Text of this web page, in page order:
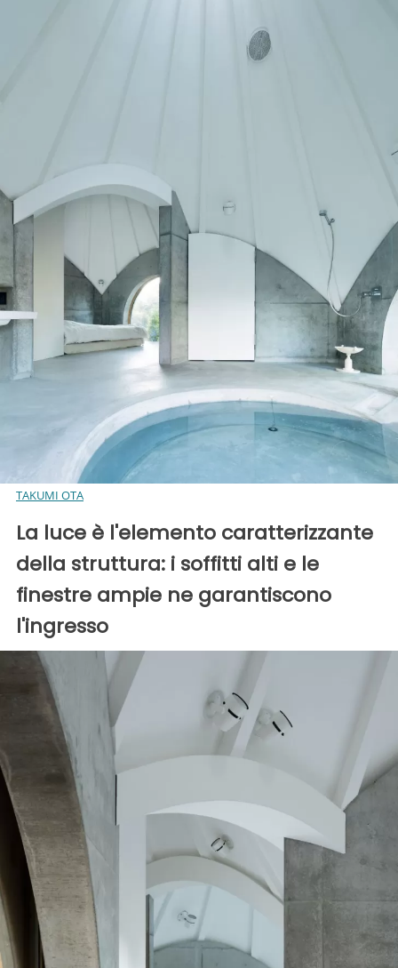
TAKUMI OTA
La luce è l'elemento caratterizzante
della struttura: i soffitti alti e le
finestre ampie ne garantiscono
l'ingresso